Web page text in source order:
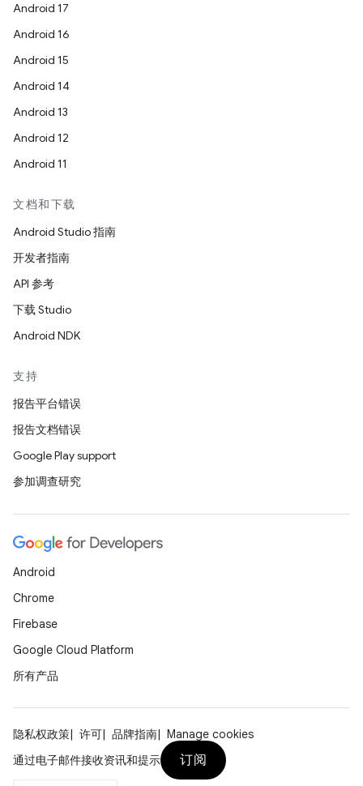
Android 17
Android 16
Android 15
Android 14
Android 13
Android 12
Android 11
文档和下载
Android Studio 指南
开发者指南
API 参考
下载 Studio
Android NDK
支持
报告平台错误
报告文档错误
Google Play support
参加调查研究
Android
Chrome
Firebase
Google Cloud Platform
所有产品
隐私权政策 许可 品牌指南
Manage cookies
通过电子邮件接收资讯和提示
订阅